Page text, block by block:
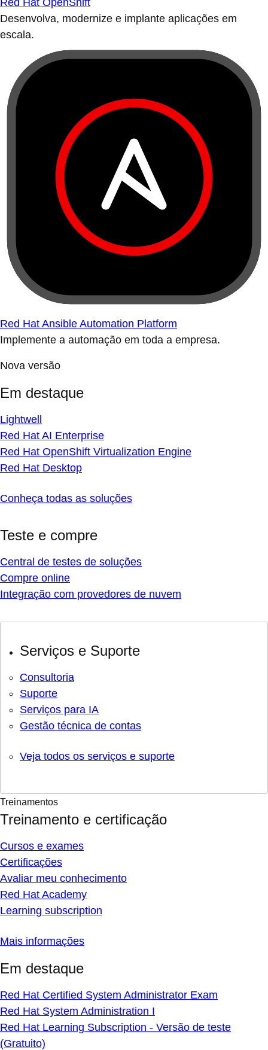
Red Hat OpenShift
Desenvolva, modernize e implante aplicações em
escala.
Red Hat Ansible Automation Platform
Implemente a automação em toda a empresa.
Nova versão
Em destaque
Lightwell
Red Hat AI Enterprise
Red Hat OpenShift Virtualization Engine
Red Hat Desktop
Conheça todas as soluções
Teste e compre
Central de testes de soluções
Compre online
Integração com provedores de nuvem
Serviços e Suporte
Consultoria
Suporte
Serviços para IA
Gestão técnica de contas
Veja todos os serviços e suporte
Treinamentos
Treinamento e certificação
Cursos e exames
Certificações
Avaliar meu conhecimento
Red Hat Academy
Learning subscription
Mais informações
Em destaque
Red Hat Certified System Administrator Exam
Red Hat System Administration I
Red Hat Learning Subscription - Versão de teste
(Gratuito)